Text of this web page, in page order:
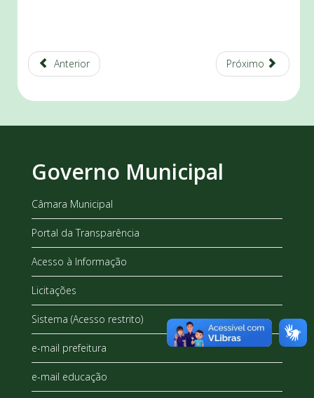
Anterior Próximo
Governo Municipal
Câmara Municipal
Portal da Transparência
Acesso à Informação
Licitações
Sistema (Acesso restrito)
e-mail prefeitura
e-mail educação